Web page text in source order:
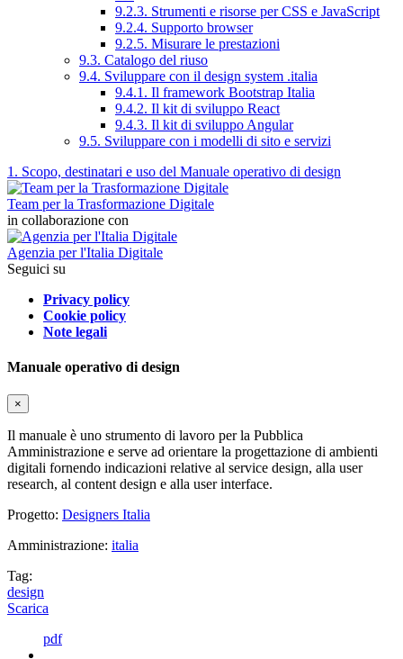
9.2.3. Strumenti e risorse per CSS e JavaScript
9.2.4. Supporto browser
9.2.5. Misurare le prestazioni
9.3. Catalogo del riuso
9.4. Sviluppare con il design system .italia
9.4.1. Il framework Bootstrap Italia
9.4.2. Il kit di sviluppo React
9.4.3. Il kit di sviluppo Angular
9.5. Sviluppare con i modelli di sito e servizi
1. Scopo, destinatari e uso del Manuale operativo di design
Team per la Trasformazione Digitale
in collaborazione con
Agenzia per l'Italia Digitale
Seguici su
Privacy policy
Cookie policy
Note legali
Manuale operativo di design
×
Il manuale è uno strumento di lavoro per la Pubblica
Amministrazione e serve ad orientare la progettazione di ambienti
digitali fornendo indicazioni relative al service design, alla user
research, al content design e alla user interface.
Progetto: Designers Italia
Amministrazione: italia
Tag:
design
Scarica
pdf